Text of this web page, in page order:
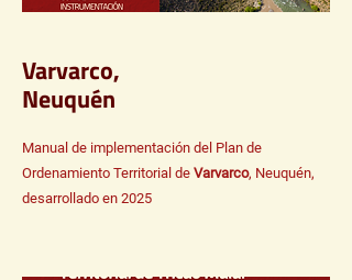
Varvarco,
Neuquén
Manual de implementación del Plan de
Ordenamiento Territorial de Varvarco, Neuquén,
desarrollado en 2025